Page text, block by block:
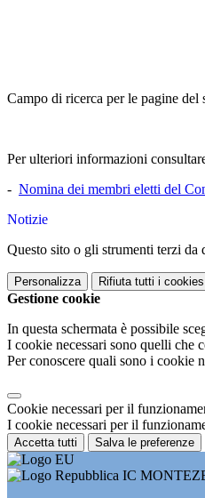
Campo di ricerca per le pagine del
Per ulteriori informazioni
- Nomina dei membri eletti del
Notizie
Questo sito o gli strumenti terzi
Personalizza Rifiuta tutti i cookies
Gestione cookie
In questa schermata è possibile
I cookie necessari sono quelli che
Per conoscere quali sono i cookie
Cookie necessari per il
I cookie necessari per il
Accetta tutti Salva le preferenze
IC